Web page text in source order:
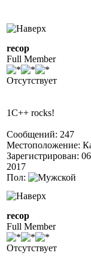
recop
Full Member
Отсутствует
1C++ rocks!
Сообщений: 247
Местоположение:
Зарегистрирован:
2017
Пол:
recop
Full Member
Отсутствует